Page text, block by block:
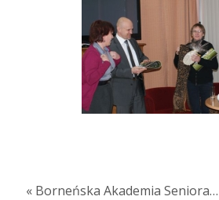
« Borneńska Akademia Seniora…